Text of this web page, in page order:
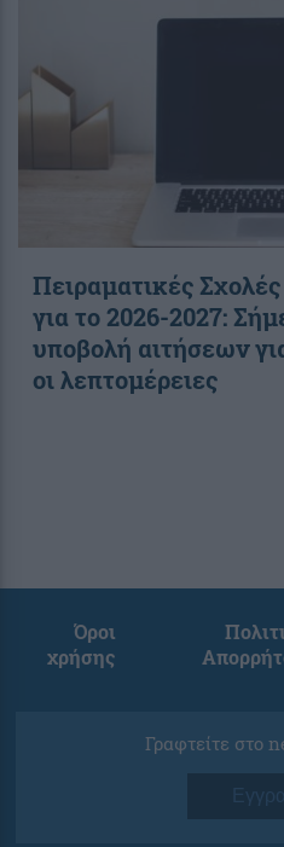
Πειραματικές
για το 2026-2027:
υποβολή αιτήσεων
οι λεπτομέρειες
Όροι
χρήσης
Γραφτείτε στο